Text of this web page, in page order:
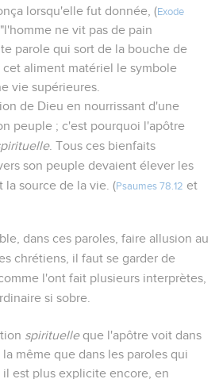
lorsqu'elle fut donnée, (Exode
ne vit pas de pain
parole qui sort de la bouche de
aliment matériel le symbole
vie supérieures.
de Dieu en nourrissant d'une
peuple ; c'est pourquoi l'apôtre
. Tous ces bienfaits
son peuple devaient élever les
la source de la vie. (Psaumes 78.12 et
dans ces paroles, faire allusion au
chrétiens, il faut se garder de
l'ont fait plusieurs interprètes,
si sobre.
spirituelleque l'apôtre voit dans
même que dans les paroles qui
est plus explicite encore, en